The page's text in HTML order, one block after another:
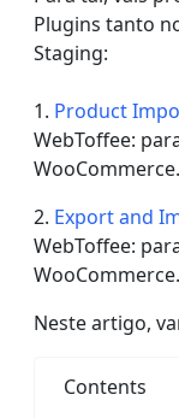
Plugins tanto
Staging:
1. Product
WebToffee:
WooCommerce.
2. Export and
WebToffee:
WooCommerce.
Neste artigo,
Contents